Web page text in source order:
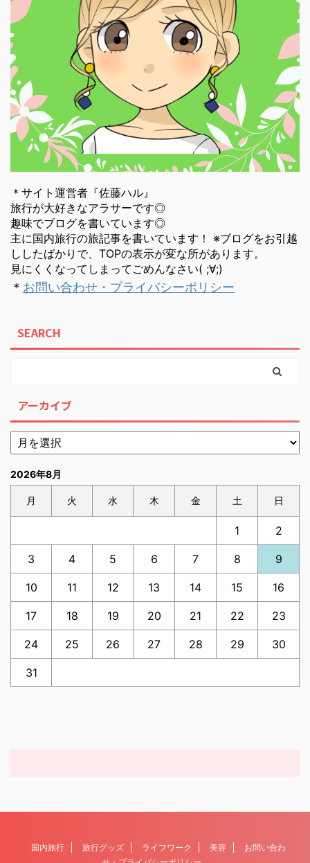
＊サイト運営者『佐藤ハル』
旅行が大好きなアラサーです◎
趣味でブログを書いています◎
主に国内旅行の旅記事を書いています！ ※ブログをお引越
ししたばかりで、TOPの表示が変な所があります。
見にくくなってしまってごめんなさい( ;∀;)
＊ お問い合わせ・プライバシーポリシー
SEARCH
アーカイブ
2026年8月
月 火 水 木 金 土 日
1 2
3 4 5 6 7 8 9
10 11 12 13 14 15 16
17 18 19 20 21 22 23
24 25 26 27 28 29 30
31
国内旅行 旅行グッズ ライフワーク 美容
お問い合わ